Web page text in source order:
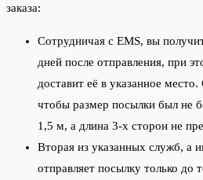
заказа:
Сотрудничая с EMS, вы
дней после отправления, при
доставит её в указанное
чтобы размер посылки был не
1,5 м, а длина 3-х сторон не
Вторая из указанных служб, а
отправляет посылку только до